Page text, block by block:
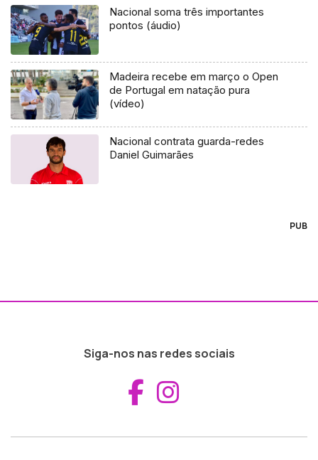
Nacional soma três importantes
pontos (áudio)
Madeira recebe em março o Open
de Portugal em natação pura
(vídeo)
Nacional contrata guarda-redes
Daniel Guimarães
PUB
Siga-nos nas redes sociais
Aceder ao